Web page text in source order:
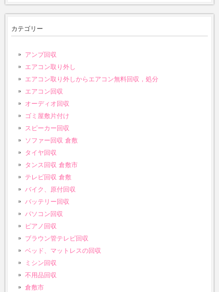
カテゴリー
アンプ回収
エアコン取り外し
エアコン取り外しからエアコン無料回収，処分
エアコン回収
オーディオ回収
ゴミ屋敷片付け
スピーカー回収
ソファー回収 倉敷
タイヤ回収
タンス回収 倉敷市
テレビ回収 倉敷
バイク、原付回収
バッテリー回収
パソコン回収
ピアノ回収
ブラウン管テレビ回収
ベッド、マットレスの回収
ミシン回収
不用品回収
倉敷市